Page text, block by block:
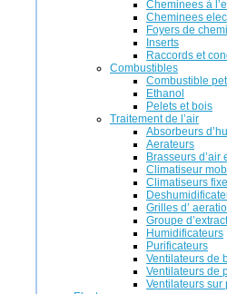
Cheminees à
Cheminees
Foyers de
Inserts
Raccords et
Combustibles
Combustible
Ethanol
Pelets et bois
Traitement de l’air
Absorbeurs
Aerateurs
Brasseurs d’air
Climatiseur
Climatiseurs
Grilles d’
Groupe
Humidificateurs
Purificateurs
Ventilateurs de
Ventilateurs de
Ventilateurs sur